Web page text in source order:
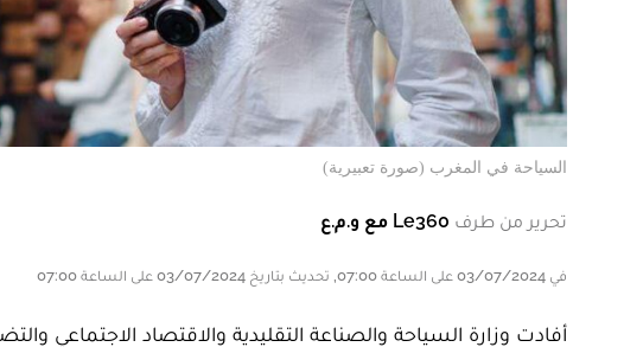
السياحة في المغرب (صورة تعبيرية)
تحرير من طرف Le360 مع و.م.ع
في 03/07/2024 على الساعة 07:00, تحديث بتاريخ 03/07/2024 على الساعة 07:00
أفادت وزارة السياحة والصناعة التقليدية والاقتصاد الاجتماعي